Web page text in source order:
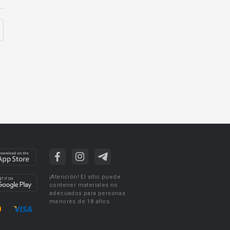
¡Atención! El sitio puede
contener materiales no
adecuados para personas
menores de 18 años.